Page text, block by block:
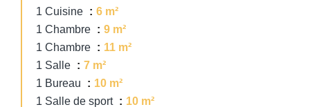
1 Cuisine
6 m²
1 Chambre
9 m²
1 Chambre
11 m²
1 Salle
7 m²
1 Bureau
10 m²
1 Salle de sport
10 m²